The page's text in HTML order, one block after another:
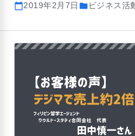
calendar_today2019年2月7日 folderビジネス活